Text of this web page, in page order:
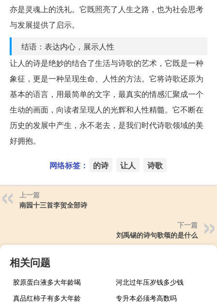
亦是灵魂上的洗礼。它既照亮了人生之路，也为社会思考
与发展提供了启示。
结语：表达内心，展示人性
让人的诗是绝妙的结合了生活与诗歌的艺术，它既是一种
象征，更是一种呈现生命、人性的方法。它将诗歌还原为
基本的语言，用最简单的文字，最真实的情感汇聚成一个
生动的画面，向读者呈现人的光辉和人性精髓。它不断在
历史的发展中产生，永不老去，是我们时代诗歌领域的美
好拥抱。
网络标签： 的诗 让人 诗歌
上一篇
南园十三首李贺全部诗
下一篇
刘禹锡的诗句歌颂的是什么
相关问题
胶原蛋白液多大年龄喝
河北过年压岁钱多少钱
真品红柿子有多大年龄
专升本必须考高数吗